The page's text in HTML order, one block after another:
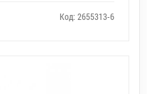
Код: 2655313-6